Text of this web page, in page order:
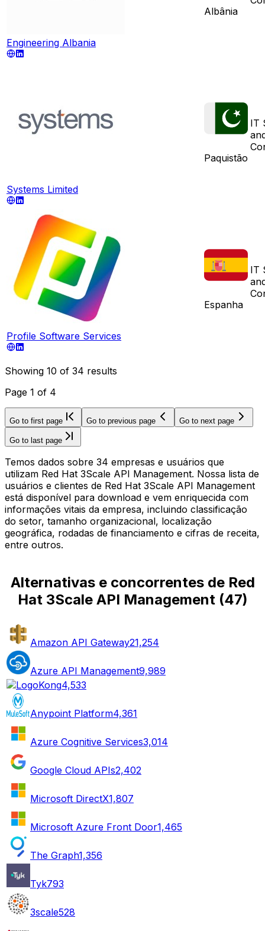
Engineering Albania
Albânia
Systems Limited
Paquistão
IT
Profile Software Services
Espanha
IT
Showing 10 of 34 results
Page 1 of 4
Go to first page Go to previous page Go to next page
Go to last page
Temos dados sobre 34 empresas e usuários que
utilizam Red Hat 3Scale API Management. Nossa lista de
usuários e clientes de Red Hat 3Scale API Management
está disponível para download e vem enriquecida com
informações vitais da empresa, incluindo classificação
do setor, tamanho organizacional, localização
geográfica, rodadas de financiamento e cifras de receita,
entre outros.
Alternativas e concorrentes de Red
Hat 3Scale API Management(47)
Amazon API Gateway21,254
Azure API Management9,989
Kong4,533
Anypoint Platform4,361
Azure Cognitive Services3,014
Google Cloud APIs2,402
Microsoft DirectX1,807
Microsoft Azure Front Door1,465
The Graph1,356
Tyk793
3scale528